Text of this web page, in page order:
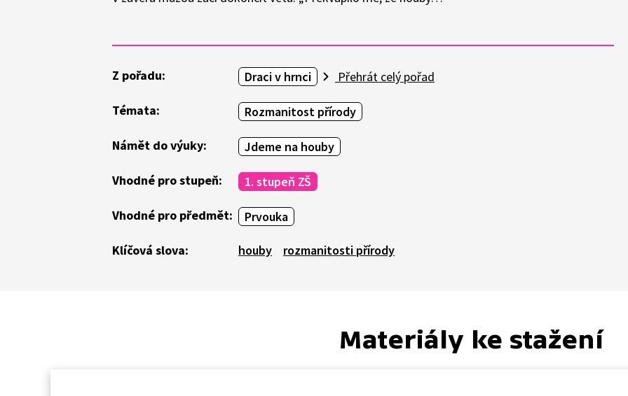
Z pořadu: Draci v hrnci Přehrát celý pořad
Témata: Rozmanitost přírody
Námět do výuky: Jdeme na houby
Vhodné pro stupeň: 1. stupeň ZŠ
Vhodné pro předmět: Prvouka
Klíčová slova: houby rozmanitosti přírody
Materiály ke stažení